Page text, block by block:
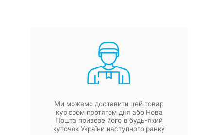
Ми можемо доставити цей товар
кур'єром протягом дня або Нова
Пошта привезе його в будь-який
куточок України наступного ранку